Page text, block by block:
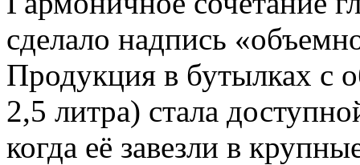
сделало надпись
Продукция в бутылках с
2,5 литра) стала
когда её завезли в